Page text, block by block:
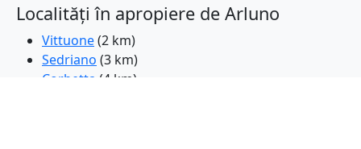
Localități în apropiere de Arluno
Vittuone(2 km)
Sedriano (3 km)
Corbetta (4 km)